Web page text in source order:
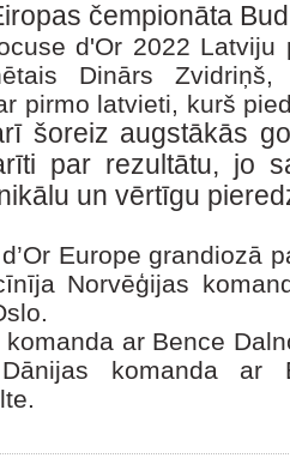
čempionāta
d'Or 2022 Latviju
Dinārs
pirmo latvieti, kurš
šoreiz augstākās
par rezultātu, jo
un vērtīgu
Europe grandiozā
Norvēģijas
ar Bence
komanda ar